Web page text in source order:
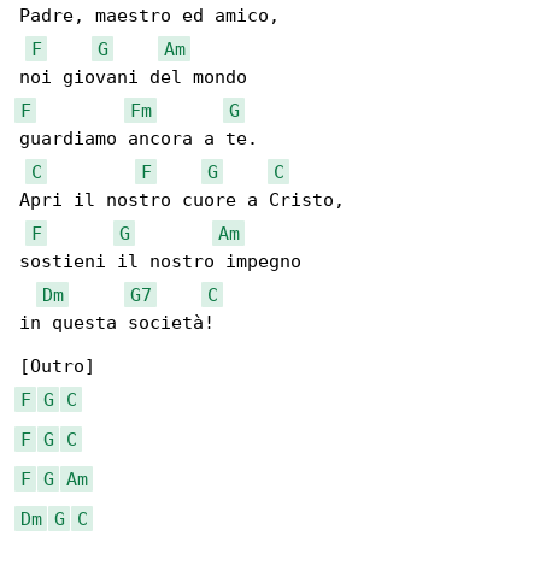
Padre, maestro ed amico,
F
G
Am
F
Fm
G
guardiamo ancora a te.
C
F G
C
Apri il nostro cuore a Cristo,
F
G
Am
sostieni il nostro impegno
Dm
G7
C
in questa società!
F G
C
F G
C
F G
Am
Dm G C